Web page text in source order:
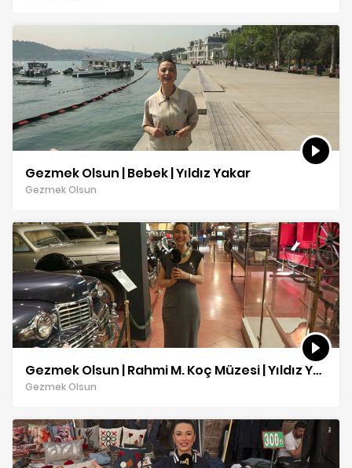
Gezmek Olsun | Bebek | Yıldız Yakar
Gezmek Olsun
Gezmek Olsun | Rahmi M. Koç Müzesi | Yıldız Yakar
Gezmek Olsun